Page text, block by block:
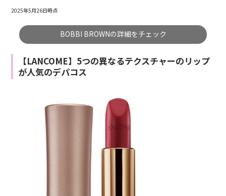
2025年5月26日時点
BOBBI BROWNの詳細をチェック
【LANCOME】5つの異なるテクスチャーのリップ
が人気のデパコス